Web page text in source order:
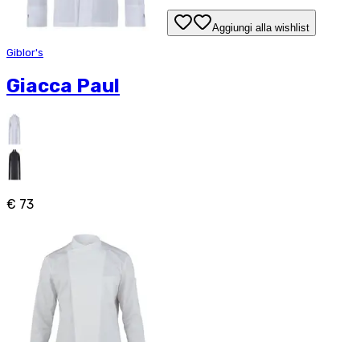
Aggiungi alla wishlist
Giblor's
Giacca Paul
€ 73